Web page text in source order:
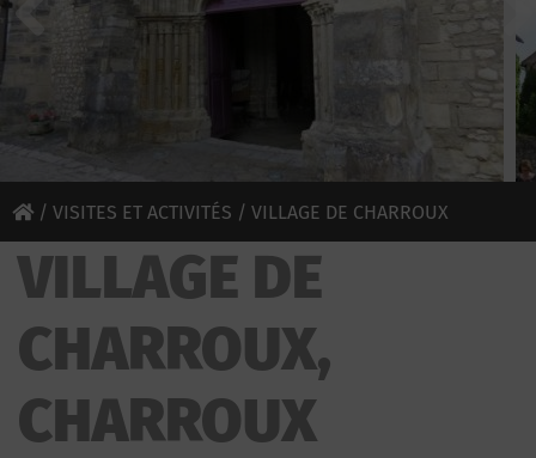
/ VISITES ET ACTIVITÉS / VILLAGE DE CHARROUX
VILLAGE DE
CHARROUX,
CHARROUX